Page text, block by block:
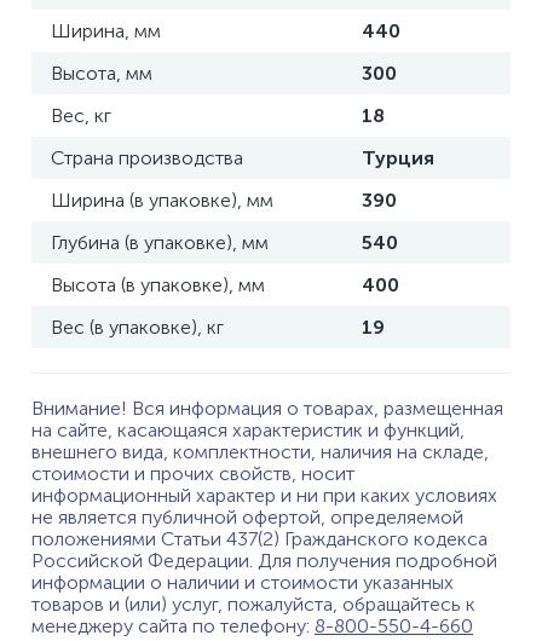
Ширина, мм
440
Высота, мм
300
Вес, кг
18
Страна производства
Турция
Ширина (в упаковке), мм
390
Глубина (в упаковке), мм
540
Высота (в упаковке), мм
400
Вес (в упаковке), кг
19
Внимание! Вся информация о товарах, размещенная
на сайте, касающаяся характеристик и функций,
внешнего вида, комплектности, наличия на складе,
стоимости и прочих свойств, носит
информационный характер и ни при каких условиях
не является публичной офертой, определяемой
положениями Статьи 437(2) Гражданского кодекса
Российской Федерации. Для получения подробной
информации о наличии и стоимости указанных
товаров и (или) услуг, пожалуйста, обращайтесь к
менеджеру сайта по телефону: 8-800-550-4-660